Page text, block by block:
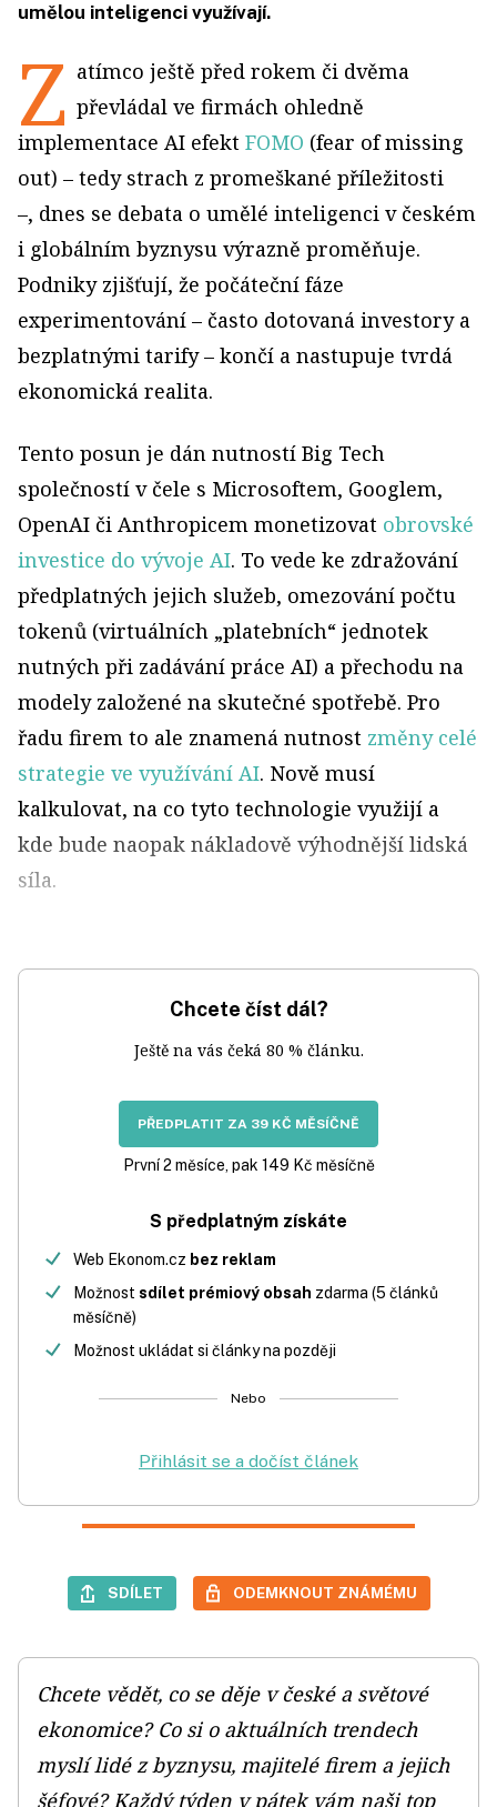
umělou inteligenci využívají.
Z atímco ještě před rokem či dvěma
převládal ve firmách ohledně
implementace AI efekt FOMO (fear of missing
out) – tedy strach z promeškané příležitosti
–, dnes se debata o umělé inteligenci v českém
i globálním byznysu výrazně proměňuje.
Podniky zjišťují, že počáteční fáze
experimentování – často dotovaná investory a
bezplatnými tarify – končí a nastupuje tvrdá
ekonomická realita.
Tento posun je dán nutností Big Tech
společností v čele s Microsoftem, Googlem,
OpenAI či Anthropicem monetizovat obrovské
investice do vývoje AI. To vede ke zdražování
předplatných jejich služeb, omezování počtu
tokenů (virtuálních „platebních“ jednotek
nutných při zadávání práce AI) a přechodu na
modely založené na skutečné spotřebě. Pro
řadu firem to ale znamená nutnost změny celé
strategie ve využívání AI. Nově musí
kalkulovat, na co tyto technologie využijí a
kde bude naopak nákladově výhodnější lidská
síla.
Chcete číst dál?
Ještě na vás čeká 80 % článku.
PŘEDPLATIT ZA 39 KČ MĚSÍČNĚ
První 2 měsíce, pak 149 Kč měsíčně
S předplatným získáte
Web Ekonom.cz bez reklam
Možnost sdílet prémiový obsah zdarma (5 článků
měsíčně)
Možnost ukládat si články na později
Nebo
Přihlásit se a dočíst článek
SDÍLET ODEMKNOUT ZNÁMÉMU
Chcete vědět, co se děje v české a světové
ekonomice? Co si o aktuálních trendech
myslí lidé z byznysu, majitelé firem a jejich
šéfové? Každý týden v pátek vám naši top